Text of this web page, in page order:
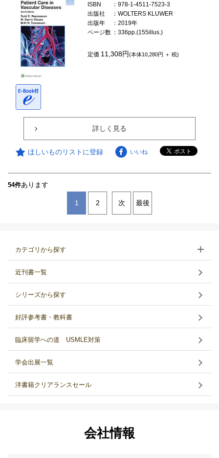
ISBN
：978-1-4511-7523-3
出版社
：WOLTERS KLUWER
出版年
：2019年
ページ数 ：336pp.(155illus.)
定価 11,308円(本体10,280円 ＋ 税)
詳しく見る
ほしいものリストに登録 いいね
54件あります
1 2 次 最後
カテゴリから探す
近刊書一覧
シリーズから探す
好評参考書・教科書
臨床留学への道 USMLE対策
学会出展一覧
洋書籍クリアランスセール
会社情報